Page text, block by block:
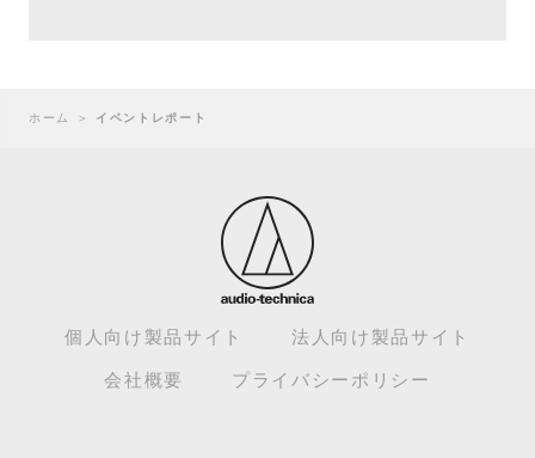
ホーム ＞ イベントレポート
個人向け製品サイト 法人向け製品サイト
会社概要 プライバシーポリシー